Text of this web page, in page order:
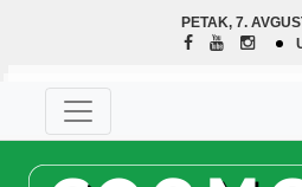
PETAK, 7.